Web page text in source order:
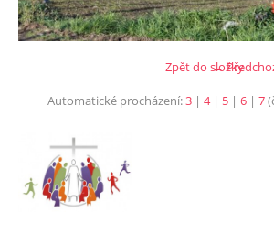
←
Zpět do složky
Automatické procházení:3 | 4| 5 | 6 | 7